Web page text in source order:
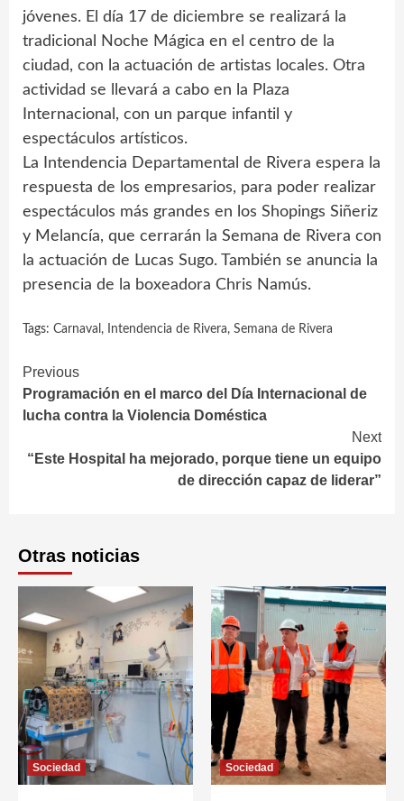
jóvenes. El día 17 de diciembre se realizará la
tradicional Noche Mágica en el centro de la
ciudad, con la actuación de artistas locales. Otra
actividad se llevará a cabo en la Plaza
Internacional, con un parque infantil y
espectáculos artísticos.
La Intendencia Departamental de Rivera espera la
respuesta de los empresarios, para poder realizar
espectáculos más grandes en los Shopings Siñeriz
y Melancía, que cerrarán la Semana de Rivera con
la actuación de Lucas Sugo. También se anuncia la
presencia de la boxeadora Chris Namús.
Tags: Carnaval , Intendencia de Rivera, Semana de Rivera
Continue
Reading
Previous
Programación en el marco del Día Internacional de
lucha contra la Violencia Doméstica
Next
“Este Hospital ha mejorado, porque tiene un equipo
de dirección capaz de liderar”
Otras noticias
Sociedad Sociedad